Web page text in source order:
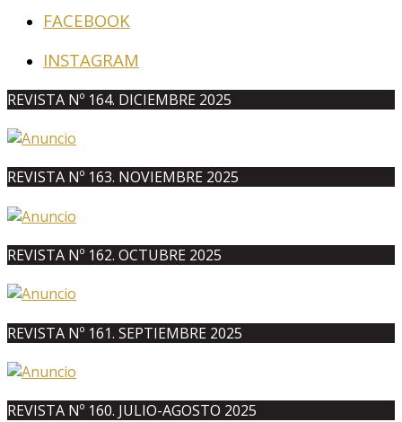
FACEBOOK
INSTAGRAM
REVISTA Nº 164. DICIEMBRE 2025
REVISTA Nº 163. NOVIEMBRE 2025
REVISTA Nº 162. OCTUBRE 2025
REVISTA Nº 161. SEPTIEMBRE 2025
REVISTA Nº 160. JULIO-AGOSTO 2025